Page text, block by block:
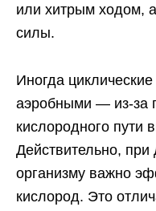
или хитрым ходом,
силы.
Иногда
аэробными — из-за
кислородного пути
Действительно, при
организму важно
кислород. Это